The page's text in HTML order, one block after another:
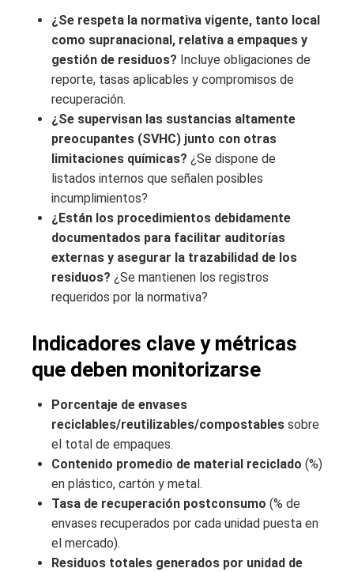
¿Se respeta la normativa vigente, tanto local
como supranacional, relativa a empaques y
gestión de residuos? Incluye obligaciones de
reporte, tasas aplicables y compromisos de
recuperación.
¿Se supervisan las sustancias altamente
preocupantes (SVHC) junto con otras
limitaciones químicas? ¿Se dispone de
listados internos que señalen posibles
incumplimientos?
¿Están los procedimientos debidamente
documentados para facilitar auditorías
externas y asegurar la trazabilidad de los
residuos? ¿Se mantienen los registros
requeridos por la normativa?
Indicadores clave y métricas
que deben monitorizarse
Porcentaje de envases
reciclables/reutilizables/compostables sobre
el total de empaques.
Contenido promedio de material reciclado (%)
en plástico, cartón y metal.
Tasa de recuperación postconsumo (% de
envases recuperados por cada unidad puesta en
el mercado).
Residuos totales generados por unidad de